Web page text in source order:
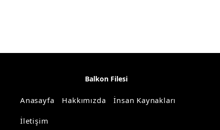
Balkon Filesi
Anasayfa Hakkımızda İnsan Kaynakları
İletişim